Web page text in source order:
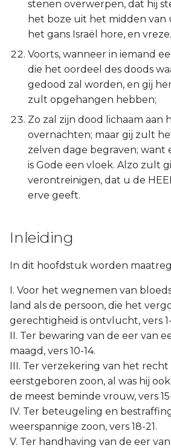
stenen overwerpen, dat hij
het boze uit het midden van
het gans Israël hore, en vreze.
Voorts, wanneer in iemand
die het oordeel des doods
gedood zal worden, en gij
zult opgehangen hebben;
Zo zal zijn dood lichaam aan
overnachten; maar gij zult
zelven dage begraven; want
is Gode een vloek. Alzo zult
verontreinigen, dat u de
erve geeft.
Inleiding
In dit hoofdstuk worden
I. Voor het wegnemen van
land als de persoon, die het
gerechtigheid is ontvlucht, vers
II. Ter bewaring van de eer van
maagd, vers 10-14.
III. Ter verzekering van het recht
eerstgeboren zoon, al was hij
de meest beminde vrouw, vers
IV. Ter beteugeling en
weerspannige zoon, vers 18-21.
V. Ter handhaving van de eer